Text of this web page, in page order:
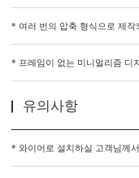
* 여러 번의 압축 형식으로 제작
* 프레임이 없는 미니멀리즘 디
유의사항
* 와이어로 설치하실 고객님께